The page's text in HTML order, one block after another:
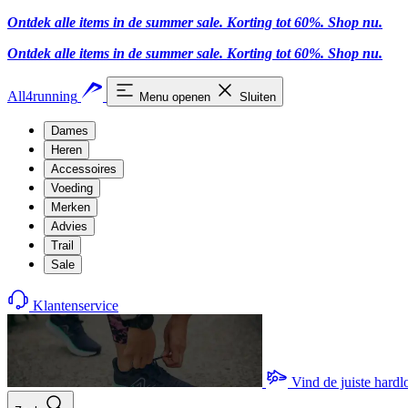
Ontdek alle items in de summer sale. Korting tot 60%. Shop nu.
Ontdek alle items in de summer sale. Korting tot 60%. Shop nu.
All4running Menu openen Sluiten
Dames
Heren
Accessoires
Voeding
Merken
Advies
Trail
Sale
Klantenservice
Vind de juiste